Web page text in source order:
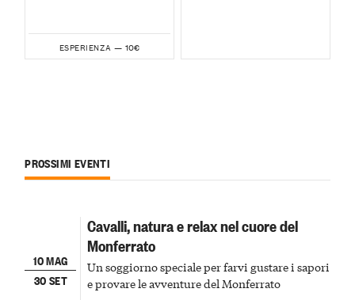
ESPERIENZA — 10€
PROSSIMI EVENTI
10 MAG
30 SET
Cavalli, natura e relax nel cuore del
Monferrato
Un soggiorno speciale per farvi gustare i sapori
e provare le avventure del Monferrato